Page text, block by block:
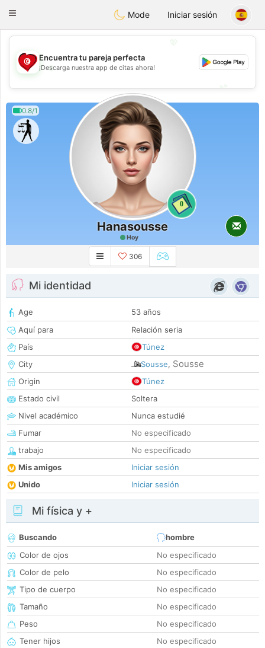
Tunisia Dating
Toggle
Mode Iniciar sesión
💖
💕
Encuentra tu pareja perfecta
¡Descarga nuestra app de citas ahora!
0.8/1
0
Hanasousse
Hoy
306
Mi identidad
Age
53 años
Aquí para
Relación seria
País
Túnez
City
Sousse, Sousse
Origin
Túnez
Estado civil
Soltera
Nivel académico
Nunca estudié
Fumar
No especificado
trabajo
No especificado
Mis amigos
Iniciar sesión
Unido
Iniciar sesión
Mi física y +
Buscando
hombre
Color de ojos
No especificado
Color de pelo
No especificado
Tipo de cuerpo
No especificado
Tamaño
No especificado
Peso
No especificado
Tener hijos
No especificado